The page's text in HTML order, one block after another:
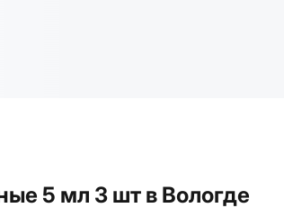
5 мл 3 шт в Вологде